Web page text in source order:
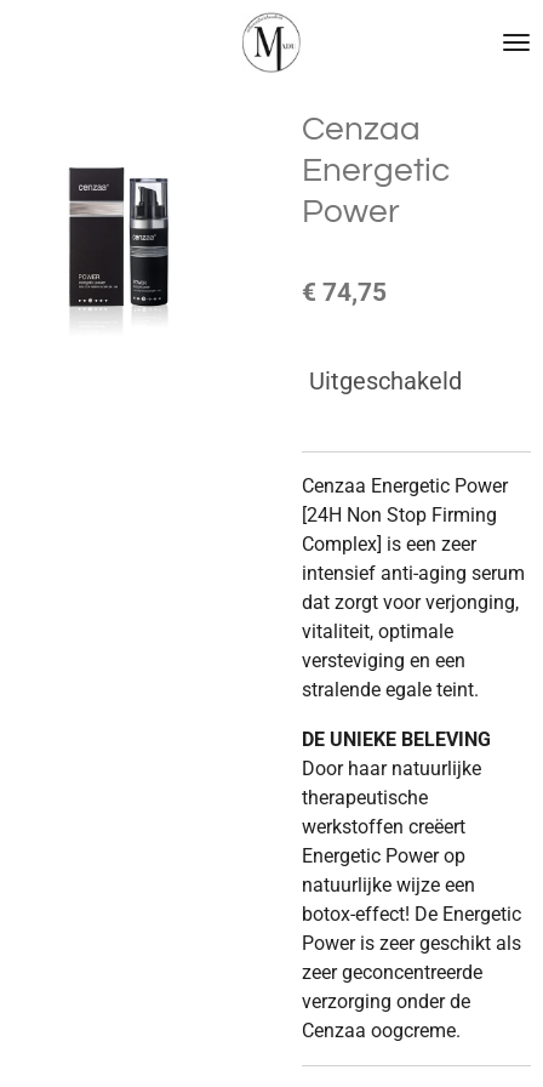
Cenzaa
Energetic
Power
€ 74,75
Uitgeschakeld
Cenzaa Energetic Power
[24H Non Stop Firming
Complex] is een zeer
intensief anti-aging serum
dat zorgt voor verjonging,
vitaliteit, optimale
versteviging en een
stralende egale teint.
DE UNIEKE BELEVING
Door haar natuurlijke
therapeutische
werkstoffen creëert
Energetic Power op
natuurlijke wijze een
botox-effect! De Energetic
Power is zeer geschikt als
zeer geconcentreerde
verzorging onder de
Cenzaa oogcreme.